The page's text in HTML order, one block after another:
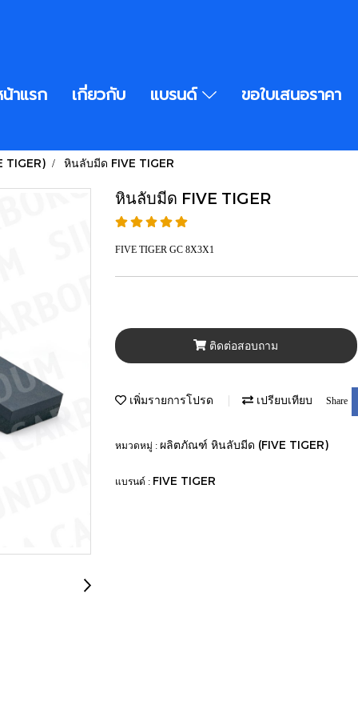
าแรก เกี่ยวกับ แบรนด์ ขอใบเสนอราคา
TIGER) หินลับมีด FIVE TIGER
หินลับมีด FIVE TIGER
FIVE TIGER GC 8X3X1
ติดต่อสอบถาม
เพิ่มรายการโปรด เปรียบเทียบ Share
หมวดหมู่ : ผลิตภัณฑ์ หินลับมีด (FIVE TIGER)
แบรนด์ : FIVE TIGER